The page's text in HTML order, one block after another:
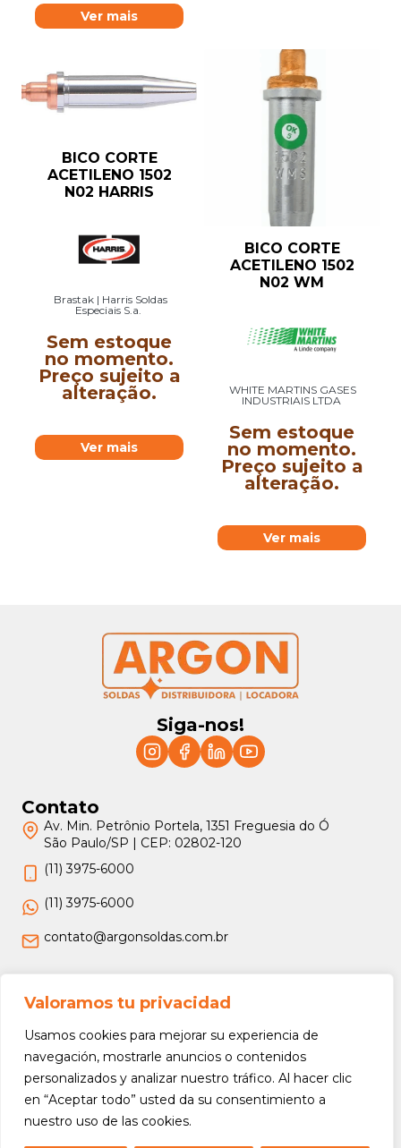
Valoramos tu privacidad
Usamos cookies para mejorar su experiencia de
navegación, mostrarle anuncios o contenidos
personalizados y analizar nuestro tráfico. Al hacer clic
en “Aceptar todo” usted da su consentimiento a
nuestro uso de las cookies.
Ver mais
BICO CORTE
ACETILENO 1502
N02 HARRIS
Brastak | Harris Soldas
Especiais S.a.
Sem estoque
no momento.
Preço sujeito a
alteração.
Ver mais
BICO CORTE
ACETILENO 1502
N02 WM
WHITE MARTINS GASES
INDUSTRIAIS LTDA
Sem estoque
no momento.
Preço sujeito a
alteração.
Ver mais
Siga-nos!
Contato
Av. Min. Petrônio Portela, 1351 Freguesia do Ó
São Paulo/SP | CEP: 02802-120
(11) 3975-6000
(11) 3975-6000
contato@argonsoldas.com.br
Jurídico
Termos e Condições
Política de Privacidade
Política de Devolução e Reembolso